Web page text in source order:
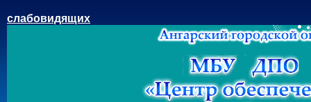
слабовидящих